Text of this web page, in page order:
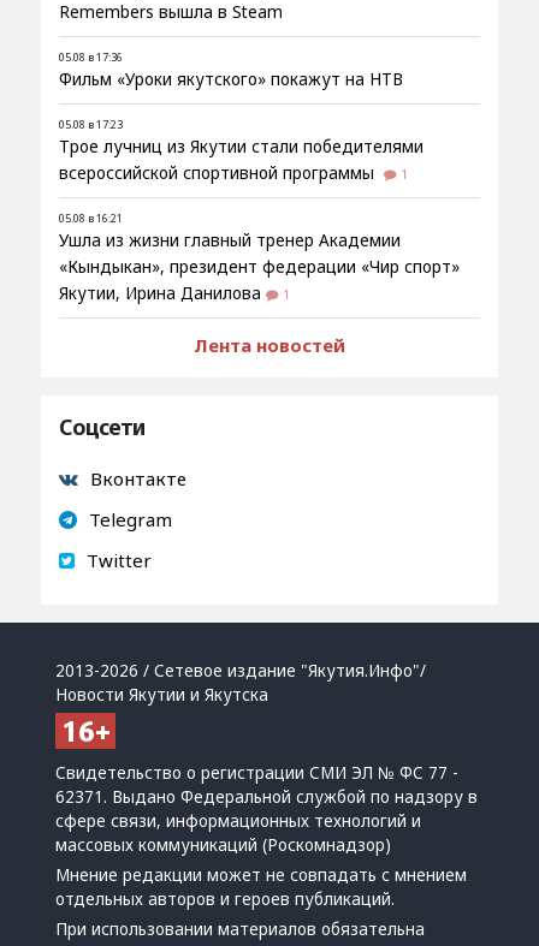
Remembers вышла в Steam
05.08 в 17:36
Фильм «Уроки якутского» покажут на НТВ
05.08 в 17:23
Трое лучниц из Якутии стали победителями
всероссийской спортивной программы
1
05.08 в 16:21
Ушла из жизни главный тренер Академии
«Кындыкан», президент федерации «Чир спорт»
Якутии, Ирина Данилова
1
Лента новостей
Соцсети
Вконтакте
Telegram
Twitter
2013-2026 / Сетевое издание "Якутия.Инфо"/
Новости Якутии и Якутска
Свидетельство о регистрации СМИ ЭЛ № ФС 77 -
62371. Выдано Федеральной службой по надзору в
сфере связи, информационных технологий и
массовых коммуникаций (Роскомнадзор)
Мнение редакции может не совпадать с мнением
отдельных авторов и героев публикаций.
При использовании материалов обязательна